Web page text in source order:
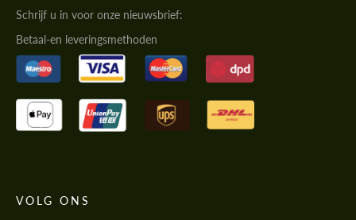
Schrijf u in voor onze nieuwsbrief:
Betaal-en leveringsmethoden
VOLG ONS